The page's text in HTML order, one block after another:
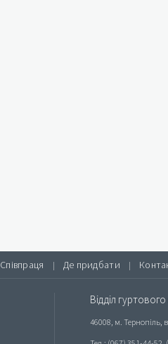
Співпраця | Де придбати |
Відділ
46008, м. Тернопіль,